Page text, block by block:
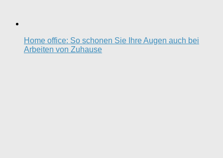
Home office: So schonen Sie Ihre Augen auch bei
Arbeiten von Zuhause